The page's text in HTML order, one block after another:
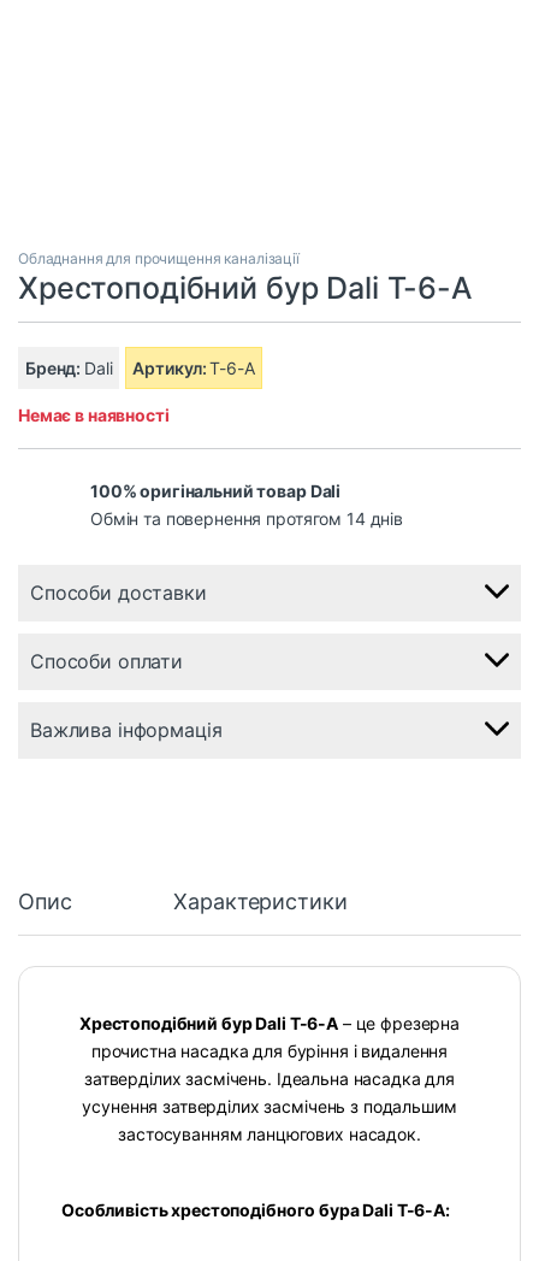
Обладнання для прочищення каналізації
Хрестоподібний бур Dali T-6-А
Бренд: Dali Артикул:T-6-А
Немає в наявності
100% оригінальний товар Dali
Обмін та повернення протягом 14 днів
Способи доставки
Способи оплати
Важлива інформація
Опис Характеристики
Хрестоподібний бур Dali T-6-А– це фрезерна
прочистна насадка для буріння і видалення
затверділих засмічень. Ідеальна насадка для
усунення затверділих засмічень з подальшим
застосуванням ланцюгових насадок.
Особливість хрестоподібного бура Dali T-6-А: